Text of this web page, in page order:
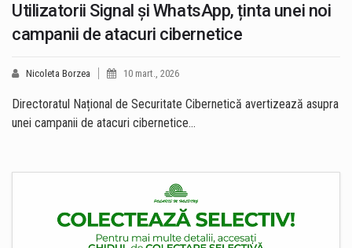
Utilizatorii Signal și WhatsApp, ținta unei noi
campanii de atacuri cibernetice
Nicoleta Borzea 10 mart., 2026
Directoratul Național de Securitate Cibernetică avertizează asupra
unei campanii de atacuri cibernetice…